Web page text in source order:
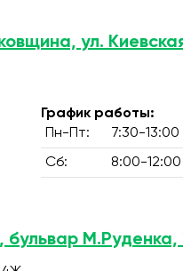
ул.
График работы:
Пн-Пт:
7:30-13:00
Сб: 8:00-12:00
бульвар